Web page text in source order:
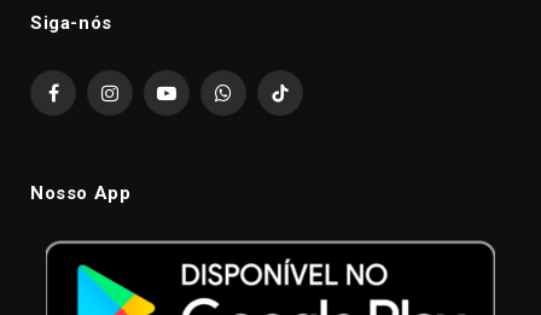
Siga-nós
FacebookInstagramYouTubeWhatsAppTikTok
Nosso App